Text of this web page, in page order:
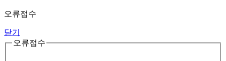
오류접수
닫기
오류접수